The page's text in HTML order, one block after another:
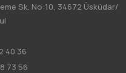
Sk. No:10, 34672 Üsküdar/
40 36
73 56